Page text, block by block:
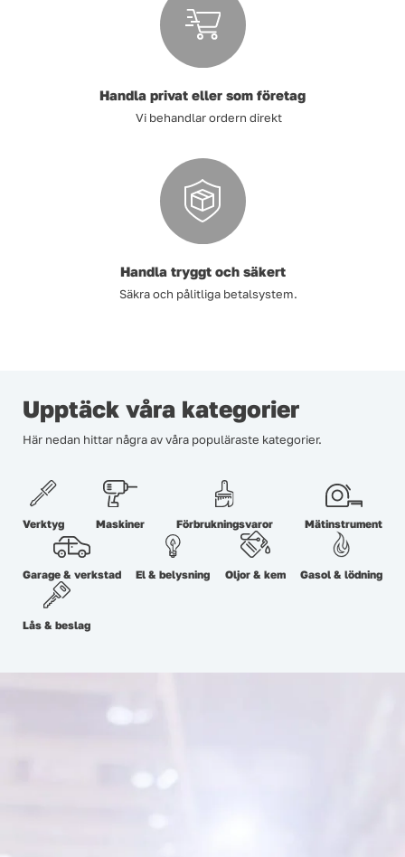
Handla privat eller som företag
Vi behandlar ordern direkt
Handla tryggt och säkert
Säkra och pålitliga betalsystem.
Upptäck våra kategorier
Här nedan hittar några av våra populäraste kategorier.
Verktyg Maskiner Förbrukningsvaror Mätinstrument
Garage & verkstad El & belysning Oljor & kem Gasol & lödning
Lås & beslag